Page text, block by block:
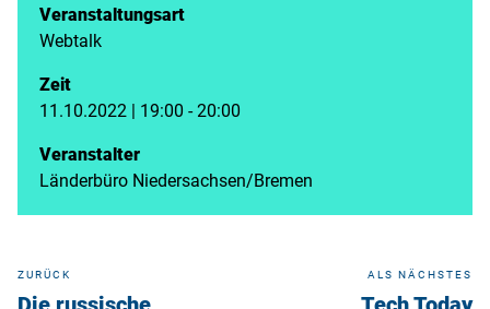
Veranstaltungsart
Webtalk
Zeit
11.10.2022 | 19:00 - 20:00
Veranstalter
Länderbüro Niedersachsen/Bremen
ZURÜCK ALS NÄCHSTES